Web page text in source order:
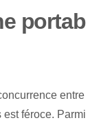
portab
entre
est féroce. Parmi